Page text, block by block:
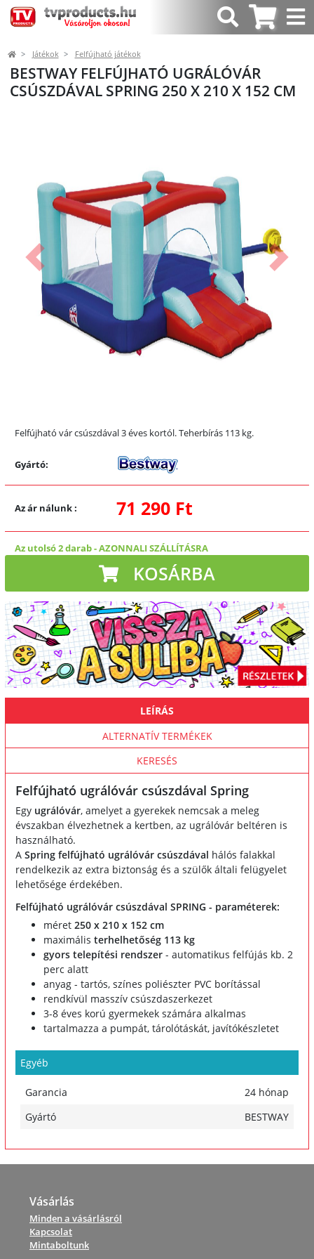
Játékok Felfújható játékok
BESTWAY FELFÚJHATÓ UGRÁLÓVÁR
CSÚSZDÁVAL SPRING 250 X 210 X 152 CM
Előző
Felfújható vár csúszdával 3 éves kortól. Teherbírás 113 kg.
Gyártó:
Az ár nálunk: 71 290 Ft
Az utolsó 2 darab-AZONNALI SZÁLLÍTÁSRA
KOSÁRBA
LEÍRÁS
ALTERNATÍV TERMÉKEK
KERESÉS
Felfújható ugrálóvár csúszdával Spring
Egy ugrálóvár, amelyet a gyerekek nemcsak a meleg
évszakban élvezhetnek a kertben, az ugrálóvár beltéren is
használható.
A Spring felfújható ugrálóvár csúszdával hálós falakkal
rendelkezik az extra biztonság és a szülők általi felügyelet
lehetősége érdekében.
Felfújható ugrálóvár csúszdával SPRING - paraméterek:
méret 250 x 210 x 152 cm
maximális terhelhetőség 113 kg
gyors telepítési rendszer - automatikus felfújás kb. 2
perc alatt
anyag - tartós, színes poliészter PVC borítással
rendkívül masszív csúszdaszerkezet
3-8 éves korú gyermekek számára alkalmas
tartalmazza a pumpát, tárolótáskát, javítókészletet
Egyéb
Garancia
24 hónap
Gyártó
BESTWAY
Vásárlás
Minden a vásárlásról
Kapcsolat
Mintaboltunk